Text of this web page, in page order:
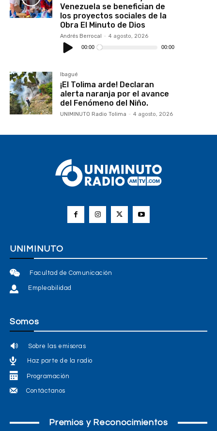
Venezuela se benefician de
los proyectos sociales de la
Obra El Minuto de Dios
Andrés Berrocal - 4 agosto, 2026
Reproductor
de
audio
00:00 00:00
Ibagué
¡El Tolima arde! Declaran
alerta naranja por el avance
del Fenómeno del Niño.
UNIMINUTO Radio Tolima - 4 agosto, 2026
UNIMINUTO
Facultad de Comunicación
Empleabilidad
Somos
Sobre las emisoras
Haz parte de la radio
Programación
Contáctanos
Premios y Reconocimientos